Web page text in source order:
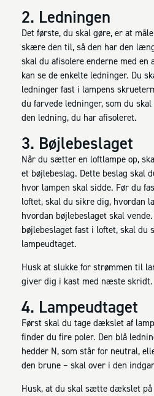
2. Ledningen
Det første, du skal gøre, er at
skære den til, så den har den
skal du afisolere enderne med en
kan se de enkelte ledninger. Du
ledninger fast i lampens
du farvede ledninger, som du
den ledning, du har afisoleret.
3. Bøjlebeslaget
Når du sætter en loftlampe op,
et bøjlebeslag. Dette beslag skal
hvor lampen skal sidde. Før du
loftet, skal du sikre dig, hvordan
hvordan bøjlebeslaget skal
bøjlebeslaget fast i loftet, skal du
lampeudtaget.
Husk at slukke for strømmen til
giver dig i kast med næste skridt.
4. Lampeudtaget
Først skal du tage dækslet af
finder du fire poler. Den blå
hedder N, som står for neutral,
den brune – skal over i den
Husk, at du skal sætte dækslet